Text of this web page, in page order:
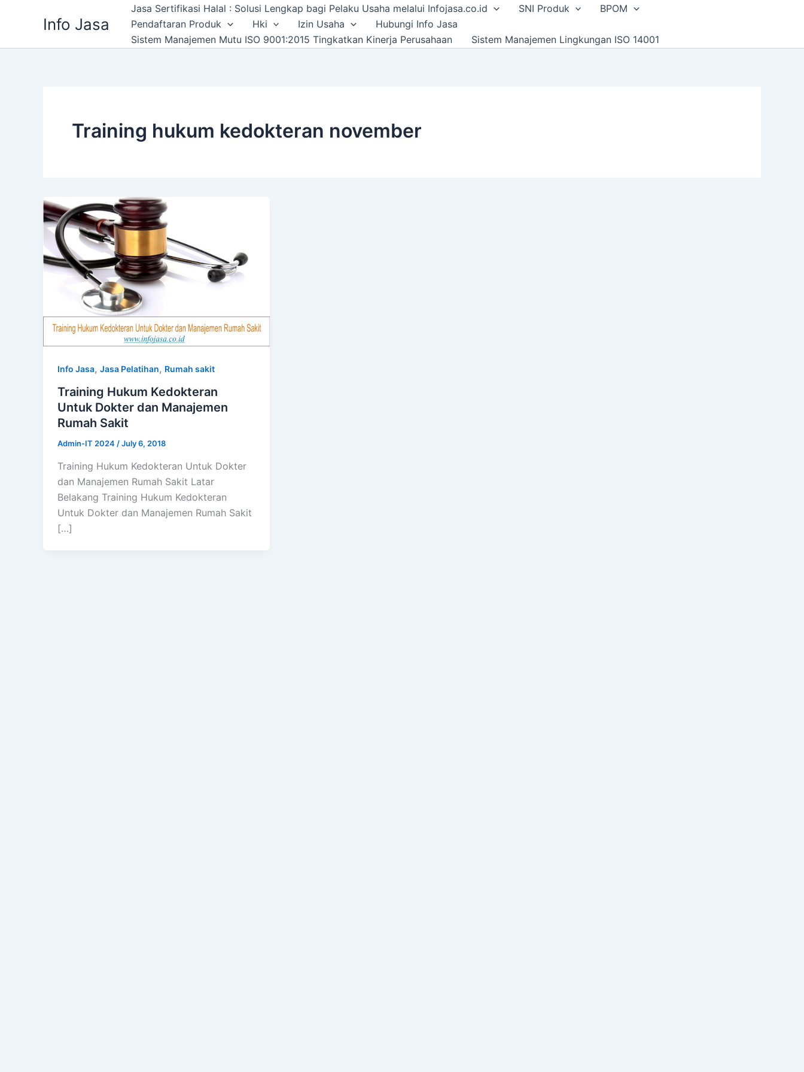
Info Jasa
Jasa Sertifikasi Halal : Solusi Lengkap bagi Pelaku Usaha melalui Infojasa.co.id SNI Produk
BPOM
Pendaftaran Produk
Hki Izin Usaha
Hubungi Info Jasa
Sistem Manajemen Mutu ISO 9001:2015 Tingkatkan Kinerja Perusahaan
Sistem Manajemen Lingkungan ISO 14001
Training hukum kedokteran november
Info Jasa, Jasa Pelatihan, Rumah sakit
Training Hukum Kedokteran
Untuk Dokter dan Manajemen
Rumah Sakit
Admin-IT 2024 /July 6, 2018
Training Hukum Kedokteran Untuk Dokter
dan Manajemen Rumah Sakit Latar
Belakang Training Hukum Kedokteran
Untuk Dokter dan Manajemen Rumah Sakit
[…]